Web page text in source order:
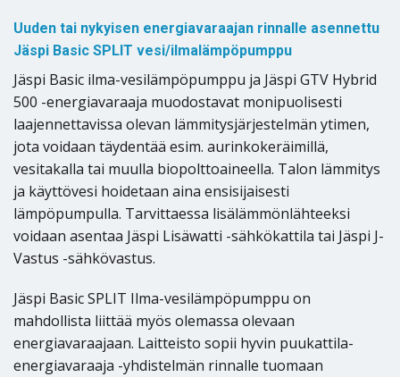
Uuden tai nykyisen energiavaraajan rinnalle asennettu
Jäspi Basic SPLIT vesi/ilmalämpöpumppu
Jäspi Basic ilma-vesilämpöpumppu ja Jäspi GTV Hybrid
500 -energiavaraaja muodostavat monipuolisesti
laajennettavissa olevan lämmitysjärjestelmän ytimen,
jota voidaan täydentää esim. aurinkokeräimillä,
vesitakalla tai muulla biopolttoaineella. Talon lämmitys
ja käyttövesi hoidetaan aina ensisijaisesti
lämpöpumpulla. Tarvittaessa lisälämmönlähteeksi
voidaan asentaa Jäspi Lisäwatti -sähkökattila tai Jäspi J-
Vastus -sähkövastus.
Jäspi Basic SPLIT Ilma-vesilämpöpumppu on
mahdollista liittää myös olemassa olevaan
energiavaraajaan. Laitteisto sopii hyvin puukattila-
energiavaraaja -yhdistelmän rinnalle tuomaan